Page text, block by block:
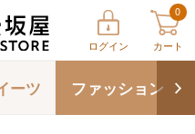
ログイン
0
カート
ーツ ファッション